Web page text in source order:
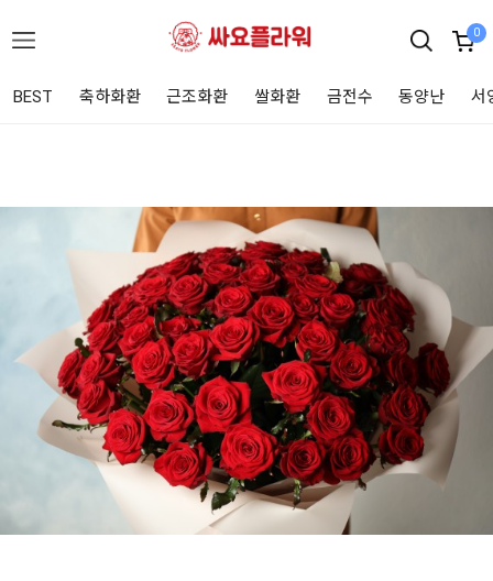
0
BEST 축하화환 근조화환 쌀화환 금전수 동양난 서